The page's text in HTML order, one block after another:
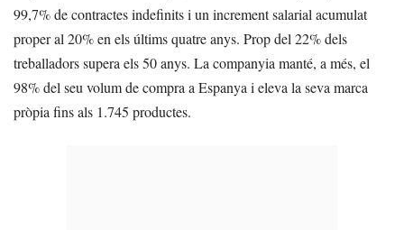
99,7% de contractes indefinits i un increment salarial acumulat
proper al 20% en els últims quatre anys. Prop del 22% dels
treballadors supera els 50 anys. La companyia manté, a més, el
98% del seu volum de compra a Espanya i eleva la seva marca
pròpia fins als 1.745 productes.